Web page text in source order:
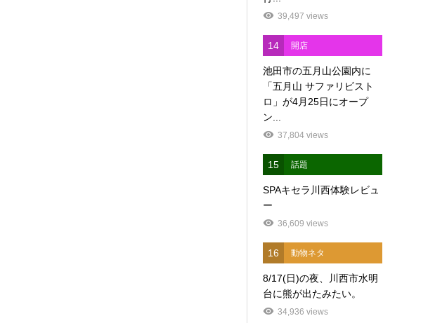
39,497 views
14 開店
池田市の五月山公園内に
「五月山 サファリビスト
ロ」が4月25日にオープ
ン...
37,804 views
15 話題
SPAキセラ川西体験レビュ
ー
36,609 views
16 動物ネタ
8/17(日)の夜、川西市水明
台に熊が出たみたい。
34,936 views